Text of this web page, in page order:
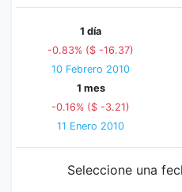
1 día
-0.83% ($ -16.37)
10 Febrero 2010
1 mes
-0.16% ($ -3.21)
11 Enero 2010
Seleccione una